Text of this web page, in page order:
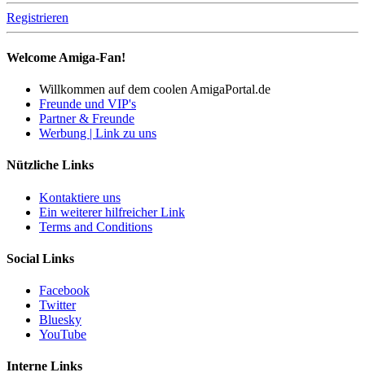
Registrieren
Welcome Amiga-Fan!
Willkommen auf dem coolen AmigaPortal.de
Freunde und VIP's
Partner & Freunde
Werbung | Link zu uns
Nützliche Links
Kontaktiere uns
Ein weiterer hilfreicher Link
Terms and Conditions
Social Links
Facebook
Twitter
Bluesky
YouTube
Interne Links